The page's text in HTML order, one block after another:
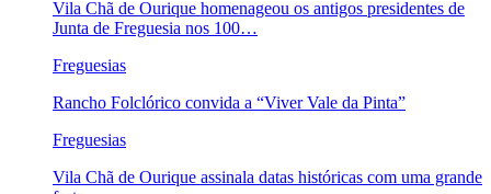
Vila Chã de Ourique homenageou os antigos presidentes de
Junta de Freguesia nos 100…
Freguesias
Rancho Folclórico convida a “Viver Vale da Pinta”
Freguesias
Vila Chã de Ourique assinala datas históricas com uma grande